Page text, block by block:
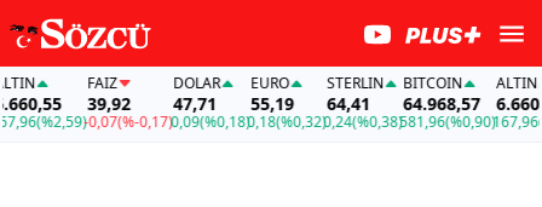
(%2,59)
FAİZ
39,92
-0,07(%-0,17)
DOLAR
47,71
0,09(%0,18)
EURO
55,19
0,18(%0,32)
STERLIN
64,41
0,24(%0,38)
BITCOIN
64.968,57
581,96(%0,90)
ALTIN
6.660,55
167,96